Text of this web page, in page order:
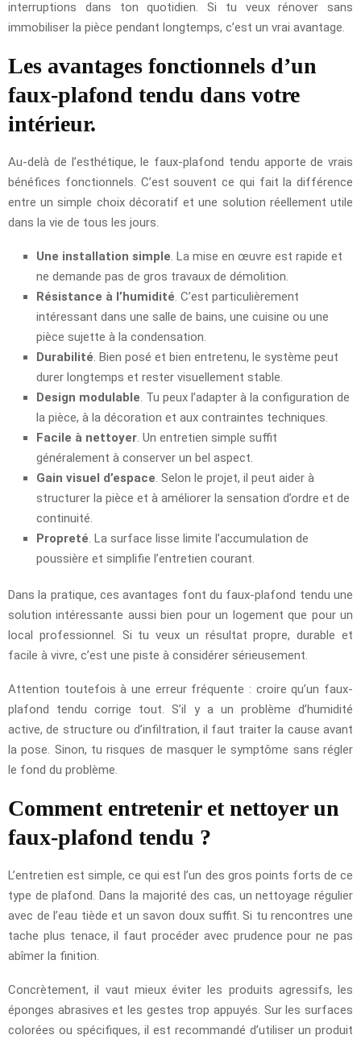
interruptions dans ton quotidien. Si tu veux rénover sans
immobiliser la pièce pendant longtemps, c’est un vrai avantage.
Les avantages fonctionnels d’un
faux-plafond tendu dans votre
intérieur.
Au-delà de l’esthétique, le faux-plafond tendu apporte de vrais
bénéfices fonctionnels. C’est souvent ce qui fait la différence
entre un simple choix décoratif et une solution réellement utile
dans la vie de tous les jours.
Une installation simple . La mise en œuvre est rapide et
ne demande pas de gros travaux de démolition.
Résistance à l’humidité . C’est particulièrement
intéressant dans une salle de bains, une cuisine ou une
pièce sujette à la condensation.
Durabilité . Bien posé et bien entretenu, le système peut
durer longtemps et rester visuellement stable.
Design modulable . Tu peux l’adapter à la configuration de
la pièce, à la décoration et aux contraintes techniques.
Facile à nettoyer . Un entretien simple suffit
généralement à conserver un bel aspect.
Gain visuel d’espace . Selon le projet, il peut aider à
structurer la pièce et à améliorer la sensation d’ordre et de
continuité.
Propreté . La surface lisse limite l’accumulation de
poussière et simplifie l’entretien courant.
Dans la pratique, ces avantages font du faux-plafond tendu une
solution intéressante aussi bien pour un logement que pour un
local professionnel. Si tu veux un résultat propre, durable et
facile à vivre, c’est une piste à considérer sérieusement.
Attention toutefois à une erreur fréquente : croire qu’un faux-
plafond tendu corrige tout. S’il y a un problème d’humidité
active, de structure ou d’infiltration, il faut traiter la cause avant
la pose. Sinon, tu risques de masquer le symptôme sans régler
le fond du problème.
Comment entretenir et nettoyer un
faux-plafond tendu ?
L’entretien est simple, ce qui est l’un des gros points forts de ce
type de plafond. Dans la majorité des cas, un nettoyage régulier
avec de l’eau tiède et un savon doux suffit. Si tu rencontres une
tache plus tenace, il faut procéder avec prudence pour ne pas
abîmer la finition.
Concrètement, il vaut mieux éviter les produits agressifs, les
éponges abrasives et les gestes trop appuyés. Sur les surfaces
colorées ou spécifiques, il est recommandé d’utiliser un produit